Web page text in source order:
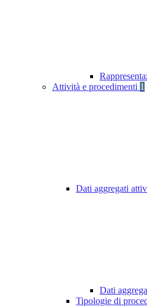
Attività e procedimenti 1
Dati aggregati
Dati
Tipologie di